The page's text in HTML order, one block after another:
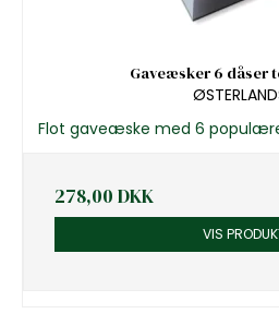
Gaveæsker 6 dåser
Flot gaveæske med 6
278,00 DKK
VIS